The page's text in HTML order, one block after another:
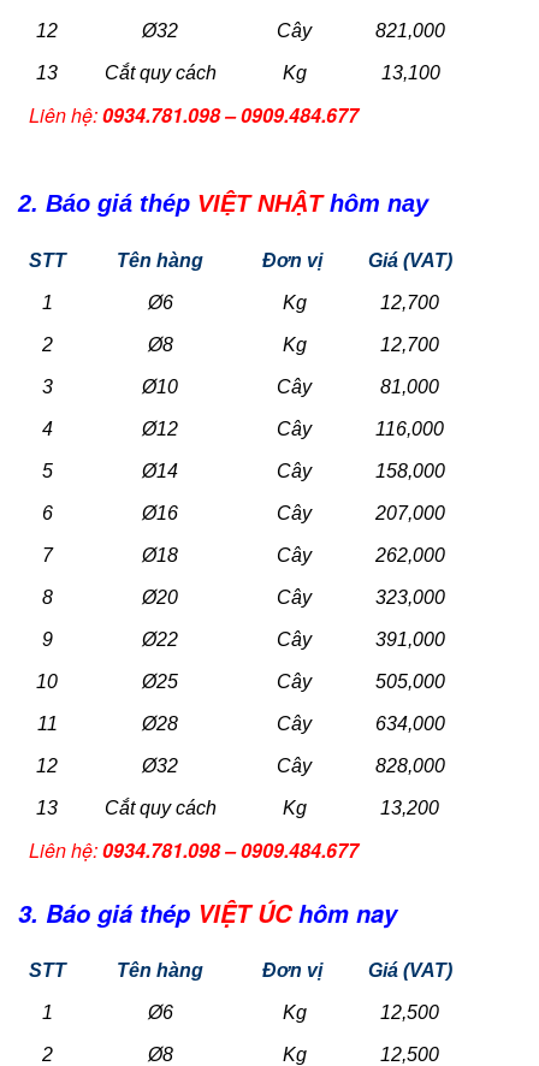
12 Ø32 Cây 821,000
13 Cắt quy cách Kg 13,100
Liên hệ:0934.781.098 – 0909.484.677
2. Báo giá thép VIỆT NHẬThôm nay
STT Tên hàng Đơn vị Giá (VAT)
1 Ø6 Kg 12,700
2 Ø8 Kg 12,700
3 Ø10 Cây 81,000
4 Ø12 Cây 116,000
5 Ø14 Cây 158,000
6 Ø16 Cây 207,000
7 Ø18 Cây 262,000
8 Ø20 Cây 323,000
9 Ø22 Cây 391,000
10 Ø25 Cây 505,000
11 Ø28 Cây 634,000
12 Ø32 Cây 828,000
13 Cắt quy cách Kg 13,200
Liên hệ:0934.781.098 – 0909.484.677
3. Báo giá thép VIỆT ÚChôm nay
STT Tên hàng Đơn vị Giá (VAT)
1 Ø6 Kg 12,500
2 Ø8 Kg 12,500